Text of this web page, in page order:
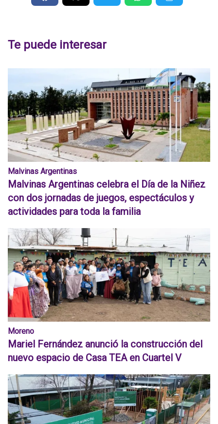
Te puede interesar
Malvinas Argentinas
Malvinas Argentinas celebra el Día de la Niñez
con dos jornadas de juegos, espectáculos y
actividades para toda la familia
Moreno
Mariel Fernández anunció la construcción del
nuevo espacio de Casa TEA en Cuartel V